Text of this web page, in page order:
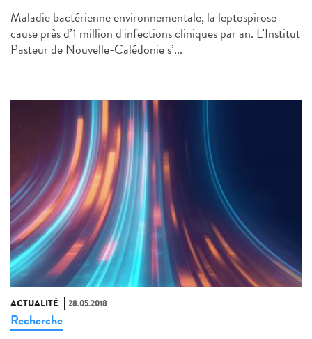
Maladie bactérienne environnementale, la leptospirose
cause près d’1 million d'infections cliniques par an. L’Institut
Pasteur de Nouvelle-Calédonie s’...
ACTUALITÉ 28.05.2018
Recherche